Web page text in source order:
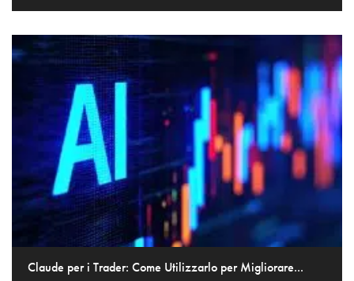
Claude per i Trader: Come Utilizzarlo per Migliorare...